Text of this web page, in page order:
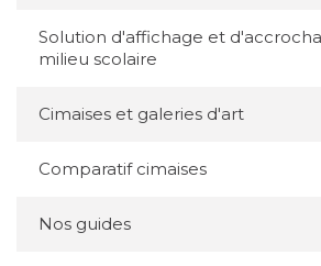
Solution d'affichage et
milieu scolaire
Cimaises et galeries d'art
Comparatif cimaises
Nos guides